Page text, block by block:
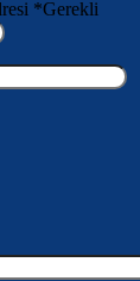
*Gerekli